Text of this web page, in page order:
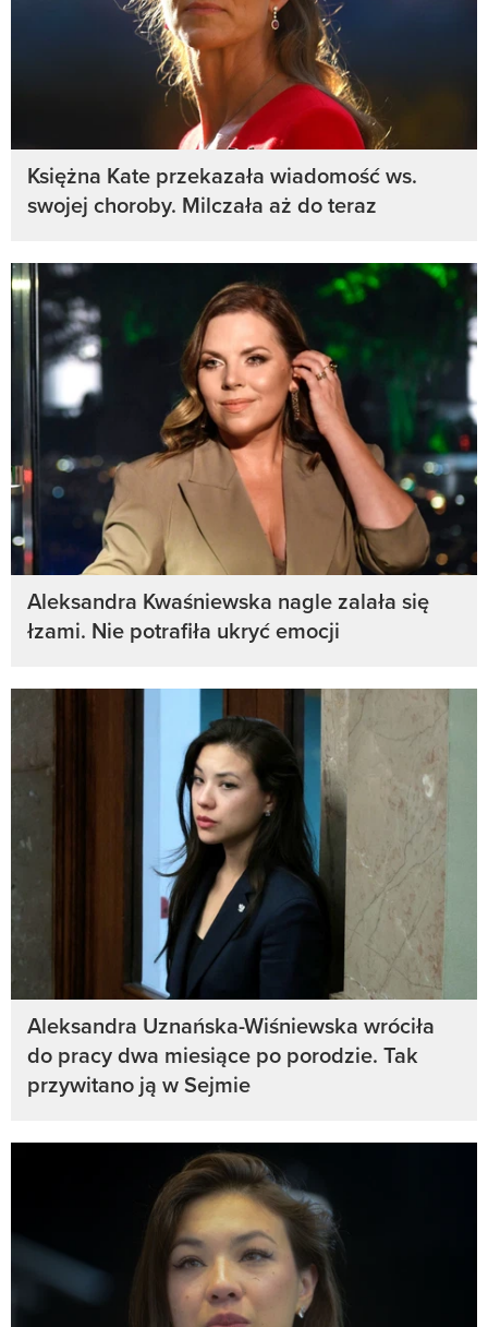
Księżna Kate przekazała wiadomość ws.
swojej choroby. Milczała aż do teraz
Aleksandra Kwaśniewska nagle zalała się
łzami. Nie potrafiła ukryć emocji
Aleksandra Uznańska-Wiśniewska wróciła
do pracy dwa miesiące po porodzie. Tak
przywitano ją w Sejmie